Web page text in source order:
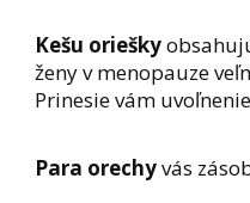
Kešu oriešky
ženy v menopauze
Prinesie vám
Para orechyvás